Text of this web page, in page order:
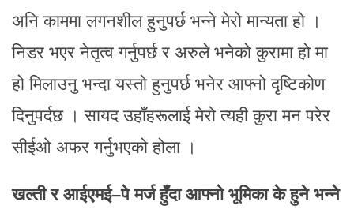
अनि काममा लगनशील हुनुपर्छ भन्ने मेरो मान्यता हो ।
निडर भएर नेतृत्व गर्नुपर्छ र अरुले भनेको कुरामा हो मा
हो मिलाउनु भन्दा यस्तो हुनुपर्छ भनेर आफ्नो दृष्टिकोण
दिनुपर्दछ । सायद उहाँहरूलाई मेरो त्यही कुरा मन परेर
सीईओ अफर गर्नुभएको होला ।
खल्ती र आईएमई–पे मर्ज हुँदा आफ्नो भूमिका के हुने भन्ने